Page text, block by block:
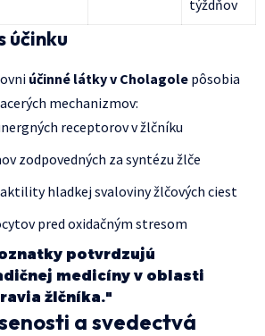
týždňov
účinku
účinné látky v Cholagole pôsobia
mechanizmov:
receptorov v žlčníku
zodpovedných za syntézu žlče
hladkej svaloviny žlčových ciest
pred oxidačným stresom
potvrdzujú
medicíny v oblasti
žlčníka."
a svedectvá